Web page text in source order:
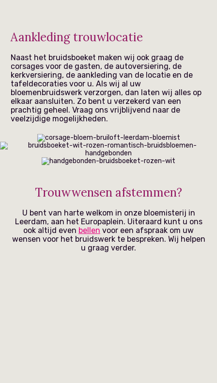
Aankleding trouwlocatie
Naast het bruidsboeket maken wij ook graag de
corsages voor de gasten, de autoversiering, de
kerkversiering, de aankleding van de locatie en de
tafeldecoraties voor u. Als wij al uw
bloemenbruidswerk verzorgen, dan laten wij alles op
elkaar aansluiten. Zo bent u verzekerd van een
prachtig geheel. Vraag ons vrijblijvend naar de
veelzijdige mogelijkheden.
Trouwwensen afstemmen?
U bent van harte welkom in onze bloemisterij in
Leerdam, aan het Europaplein. Uiteraard kunt u ons
ook altijd even bellen voor een afspraak om uw
wensen voor het bruidswerk te bespreken. Wij helpen
u graag verder.